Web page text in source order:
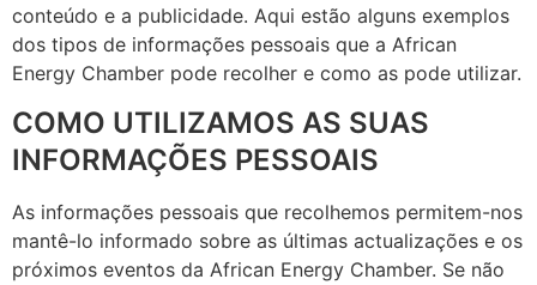
conteúdo e a publicidade. Aqui estão alguns exemplos
dos tipos de informações pessoais que a African
Energy Chamber pode recolher e como as pode utilizar.
COMO UTILIZAMOS AS SUAS
INFORMAÇÕES PESSOAIS
As informações pessoais que recolhemos permitem-nos
mantê-lo informado sobre as últimas actualizações e os
próximos eventos da African Energy Chamber. Se não